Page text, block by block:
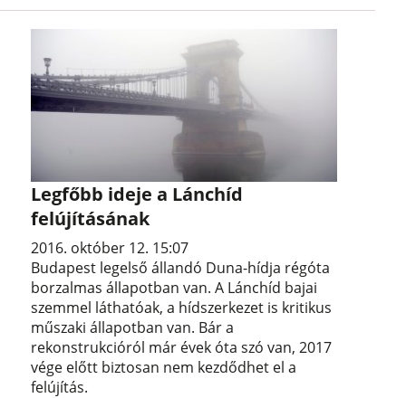
Legfőbb ideje a Lánchíd
felújításának
2016. október 12. 15:07
Budapest legelső állandó Duna-hídja régóta
borzalmas állapotban van. A Lánchíd bajai
szemmel láthatóak, a hídszerkezet is kritikus
műszaki állapotban van. Bár a
rekonstrukcióról már évek óta szó van, 2017
vége előtt biztosan nem kezdődhet el a
felújítás.